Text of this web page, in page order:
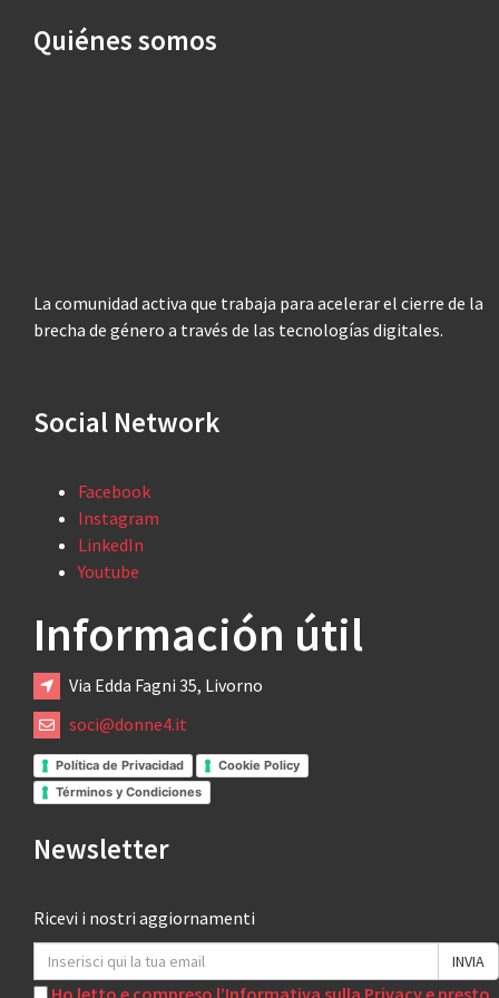
Quiénes somos
La comunidad activa que trabaja para acelerar el cierre de la
brecha de género a través de las tecnologías digitales.
Social Network
Facebook
Instagram
LinkedIn
Youtube
Información útil
Via Edda Fagni 35, Livorno
soci@donne4.it
Política de Privacidad
Cookie Policy
Términos y Condiciones
Newsletter
Ricevi i nostri aggiornamenti